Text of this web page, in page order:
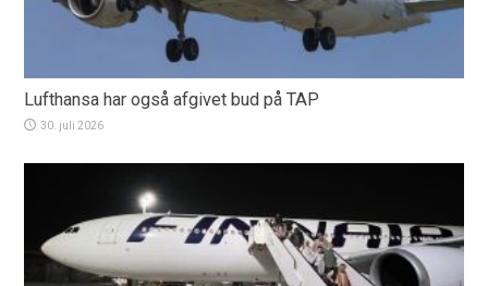
Lufthansa har også afgivet bud på TAP
30. juli 2026